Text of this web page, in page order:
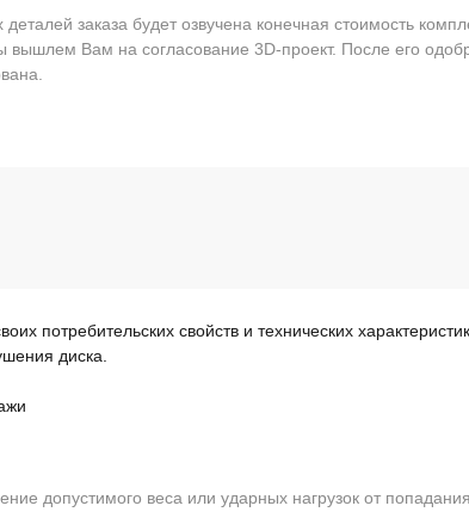
заказа будет озвучена конечная стоимость
Вам на согласование 3D-проект. После его
потребительских свойств и технических
диска.
допустимого веса или ударных нагрузок от